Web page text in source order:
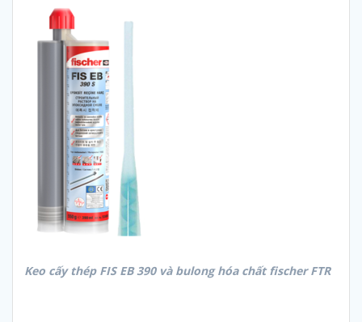
Keo cấy thép FIS EB 390 và bulong hóa chất fischer FTR